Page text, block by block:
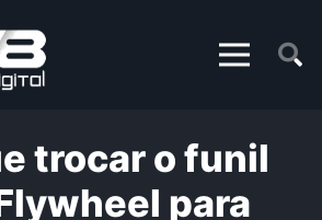
trocar o funil
para